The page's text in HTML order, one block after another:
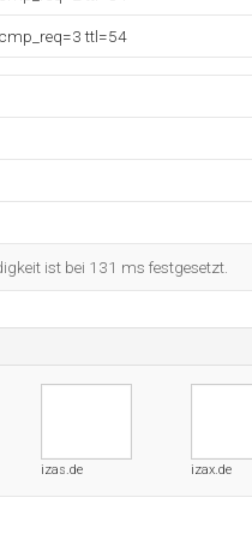
ttl=54
ist bei 131 ms festgesetzt.
izas.de izax.de